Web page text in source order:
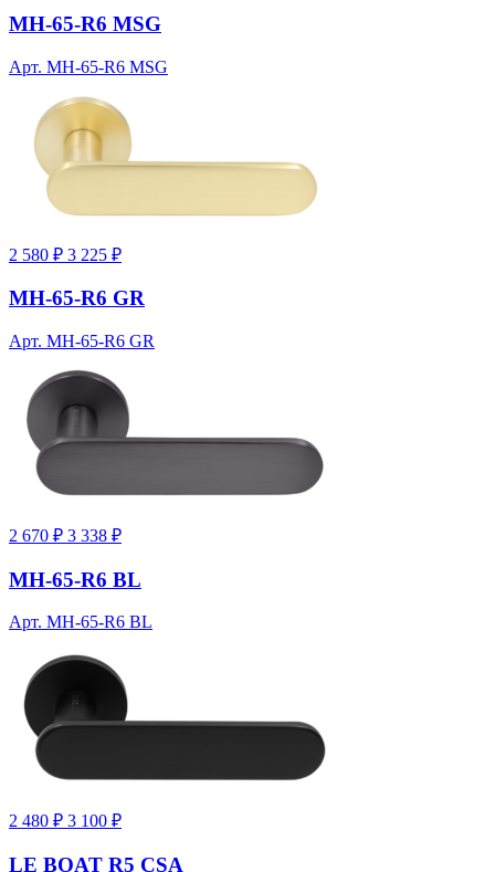
MH-65-R6 MSG
Арт. MH-65-R6 MSG
2 580 ₽ 3 225 ₽
MH-65-R6 GR
Арт. MH-65-R6 GR
2 670 ₽ 3 338 ₽
MH-65-R6 BL
Арт. MH-65-R6 BL
2 480 ₽ 3 100 ₽
LE BOAT R5 CSA